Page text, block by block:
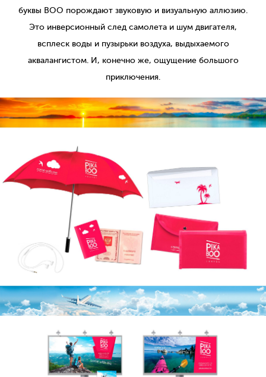
буквы BOO порождают звуковую и визуальную аллюзию.
Это инверсионный след самолета и шум двигателя,
всплеск воды и пузырьки воздуха, выдыхаемого
аквалангистом. И, конечно же, ощущение большого
приключения.